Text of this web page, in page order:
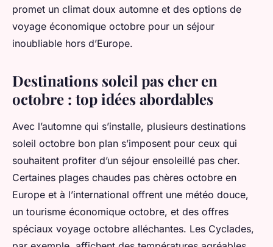
promet un climat doux automne et des options de
voyage économique octobre pour un séjour
inoubliable hors d’Europe.
Destinations soleil pas cher en
octobre : top idées abordables
Avec l’automne qui s’installe, plusieurs destinations
soleil octobre bon plan s’imposent pour ceux qui
souhaitent profiter d’un séjour ensoleillé pas cher.
Certaines plages chaudes pas chères octobre en
Europe et à l’international offrent une météo douce,
un tourisme économique octobre, et des offres
spéciaux voyage octobre alléchantes. Les Cyclades,